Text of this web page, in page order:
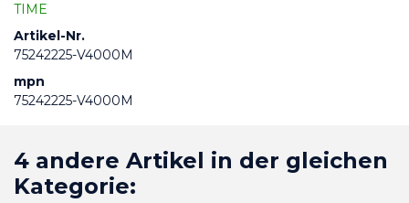
TIME
Artikel-Nr.
75242225-V4000M
mpn
75242225-V4000M
4 andere Artikel in der gleichen
Kategorie: